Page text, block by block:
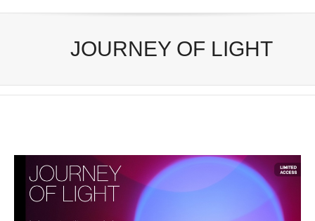
JOURNEY OF LIGHT